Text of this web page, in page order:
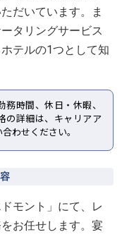
だいています。ま
タリングサービス
テルの1つとして知
務時間、休日・休暇、
の詳細は、キャリアア
わせください。
モント」にて、レ
お任せします。宴